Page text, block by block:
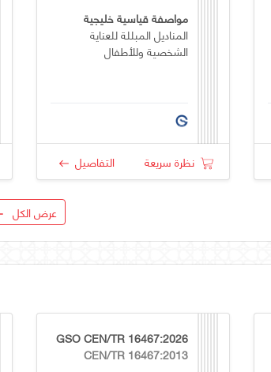
مواصفة قياسية خليجية
المناديل المبللة للعناية
الشخصية وللأطفال
نظرة سريعة التفاصيل
عرض الكل
GSO CEN/TR 16467:2026
CEN/TR 16467:2013